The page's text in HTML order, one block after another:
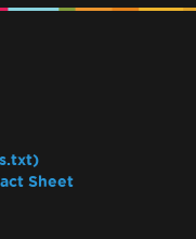
Sheet